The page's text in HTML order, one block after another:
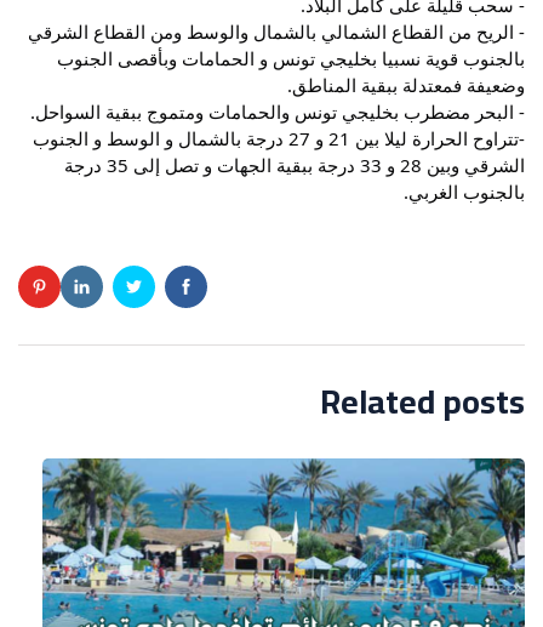
- الريح من القطاع الشمالي بالشمال والوسط ومن القطاع الشرقي
بالجنوب قوية نسبيا بخليجي تونس و الحمامات وبأقصى الجنوب
وضعيفة فمعتدلة ببقية المناطق.
- البحر مضطرب بخليجي تونس والحمامات ومتموج ببقية السواحل.
-تتراوح الحرارة ليلا بين 21 و 27 درجة بالشمال و الوسط و الجنوب
الشرقي وبين 28 و 33 درجة ببقية الجهات و تصل إلى 35 درجة
بالجنوب الغربي.
Related posts